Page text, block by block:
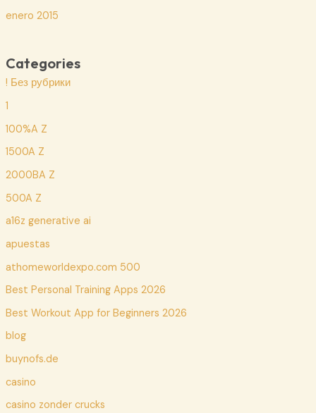
enero 2015
Categories
! Без рубрики
1
100%A Z
1500A Z
2000BA Z
500A Z
a16z generative ai
apuestas
athomeworldexpo.com 500
Best Personal Training Apps 2026
Best Workout App for Beginners 2026
blog
buynofs.de
casino
casino zonder crucks